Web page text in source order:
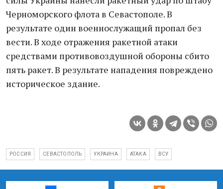
Черноморского флота в Севастополе. В
результате один военнослужащий пропал без
вести. В ходе отражения ракетной атаки
средствами противовоздушной обороны сбито
пять ракет. В результате нападения повреждено
историческое здание.
РОССИЯ СЕВАСТОПОЛЬ УКРАИНА АТАКА ВСУ